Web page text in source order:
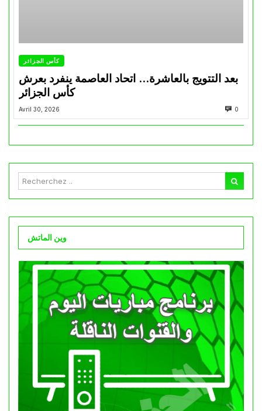
كأس الجزائر
بعد التتويج بالعاشرة… اتحاد العاصمة ينفرد بعرش
كأس الجزائر
Avril 30, 2026 0
وين الماتش